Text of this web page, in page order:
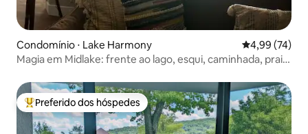
Condomínio ⋅ Lake Harmony 4,99 de uma
4,99 (74)
Magia em Midlake: frente ao lago, esqui, caminhada, praia,
Entre os melhores preferidos dos hóspedes
Preferido dos hóspedes